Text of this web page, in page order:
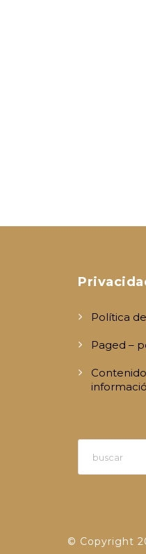
Política
Paged –
© Copyright